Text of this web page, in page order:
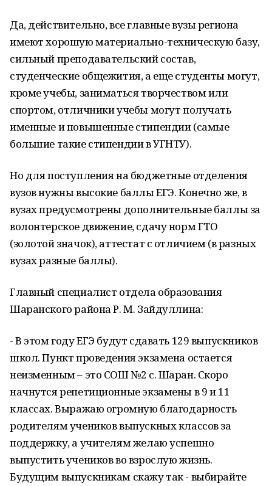
Да, действительно, все главные вузы региона
имеют хорошую материально-техническую базу,
сильный преподавательский состав,
студенческие общежития, а еще студенты могут,
кроме учебы, заниматься творчеством или
спортом, отличники учебы могут получать
именные и повышенные стипендии (самые
большие такие стипендии в УГНТУ).
Но для поступления на бюджетные отделения
вузов нужны высокие баллы ЕГЭ. Конечно же, в
вузах предусмотрены дополнительные баллы за
волонтерское движение, сдачу норм ГТО
(золотой значок), аттестат с отличием (в разных
вузах разные баллы).
Главный специалист отдела образования
Шаранского района Р. М. Зайдуллина:
- В этом году ЕГЭ будут сдавать 129 выпускников
школ. Пункт проведения экзамена остается
неизменным – это СОШ №2 с. Шаран. Скоро
начнутся репетиционные экзамены в 9 и 11
классах. Выражаю огромную благодарность
родителям учеников выпускных классов за
поддержку, а учителям желаю успешно
выпустить учеников во взрослую жизнь.
Будущим выпускникам скажу так - выбирайте